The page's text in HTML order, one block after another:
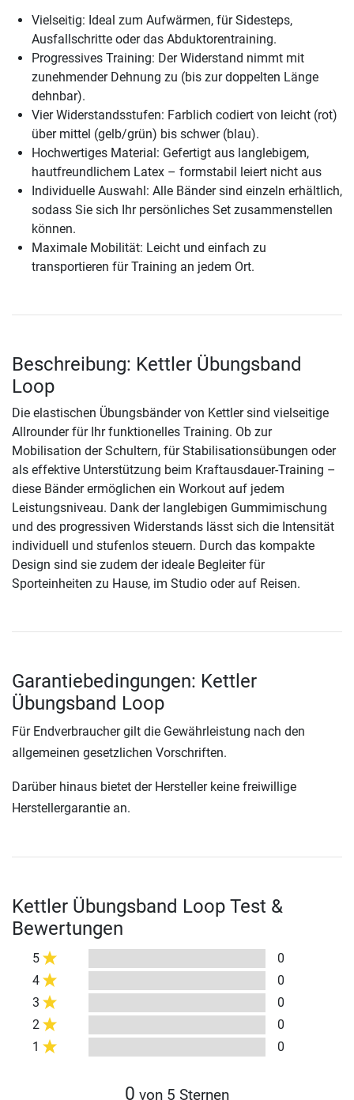
Vielseitig: Ideal zum Aufwärmen, für Sidesteps,
Ausfallschritte oder das Abduktorentraining.
Progressives Training: Der Widerstand nimmt mit
zunehmender Dehnung zu (bis zur doppelten Länge
dehnbar).
Vier Widerstandsstufen: Farblich codiert von leicht (rot)
über mittel (gelb/grün) bis schwer (blau).
Hochwertiges Material: Gefertigt aus langlebigem,
hautfreundlichem Latex – formstabil leiert nicht aus
Individuelle Auswahl: Alle Bänder sind einzeln erhältlich,
sodass Sie sich Ihr persönliches Set zusammenstellen
können.
Maximale Mobilität: Leicht und einfach zu
transportieren für Training an jedem Ort.
Beschreibung: Kettler Übungsband
Loop
Die elastischen Übungsbänder von Kettler sind vielseitige
Allrounder für Ihr funktionelles Training. Ob zur
Mobilisation der Schultern, für Stabilisationsübungen oder
als effektive Unterstützung beim Kraftausdauer-Training –
diese Bänder ermöglichen ein Workout auf jedem
Leistungsniveau. Dank der langlebigen Gummimischung
und des progressiven Widerstands lässt sich die Intensität
individuell und stufenlos steuern. Durch das kompakte
Design sind sie zudem der ideale Begleiter für
Sporteinheiten zu Hause, im Studio oder auf Reisen.
Garantiebedingungen: Kettler
Übungsband Loop
Für Endverbraucher gilt die Gewährleistung nach den
allgemeinen gesetzlichen Vorschriften.
Darüber hinaus bietet der Hersteller keine freiwillige
Herstellergarantie an.
Kettler Übungsband Loop Test &
Bewertungen
5
0
4
0
3
0
2
0
1
0
0 von 5 Sternen